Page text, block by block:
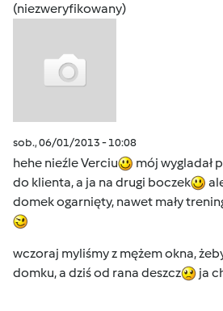
(niezweryfikowany)
sob., 06/01/2013 - 10:08
hehe nieźle Verciu
mój wygladał
do klienta, a ja na drugi boczek
domek ogarnięty, nawet mały
wczoraj myliśmy z mężem okna,
domku, a dziś od rana deszcz
ja